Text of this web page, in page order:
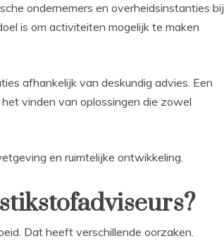
ondernemers en overheidsinstanties bij
is om activiteiten mogelijk te maken
afhankelijk van deskundig advies. Een
vinden van oplossingen die zowel
en ruimtelijke ontwikkeling.
Dat heeft verschillende oorzaken.